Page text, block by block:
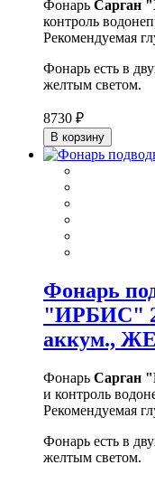
Фонарь Сарган
контроль
Рекомендуемая
Фонарь есть в
желтым светом.
8730 ₽
В корзину
Фонарь
"ИРБИС"
аккум.,
Фонарь Сарган
и контроль
Рекомендуемая
Фонарь есть в
желтым светом.